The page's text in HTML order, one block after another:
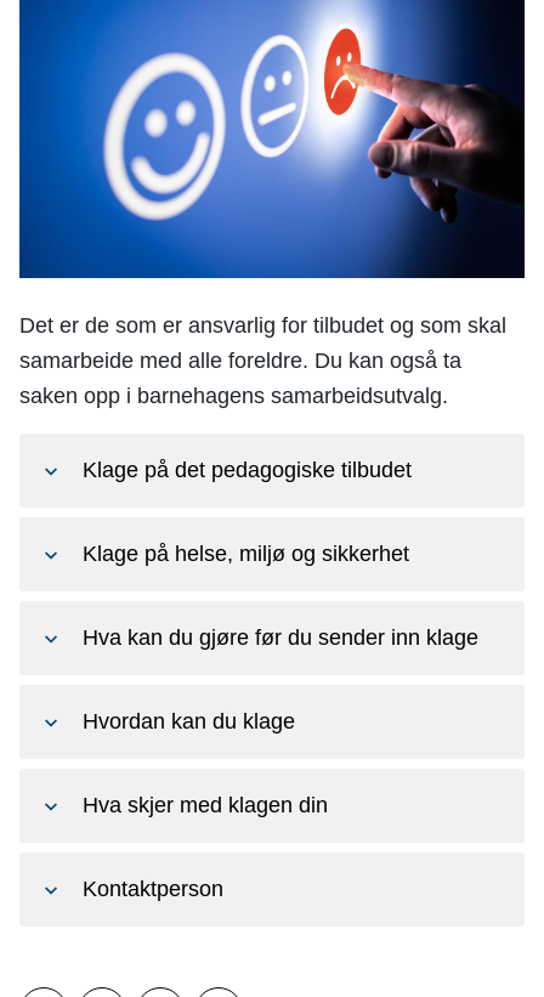
Det er de som er ansvarlig for tilbudet og som skal
samarbeide med alle foreldre. Du kan også ta
saken opp i barnehagens samarbeidsutvalg.
Klage på det pedagogiske tilbudet
Klage på helse, miljø og sikkerhet
Hva kan du gjøre før du sender inn klage
Hvordan kan du klage
Hva skjer med klagen din
Kontaktperson